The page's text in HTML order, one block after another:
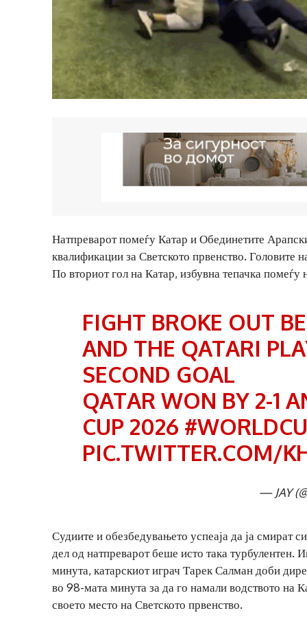
Натпреварот помеѓу Катар и Обединетите
квалификации за Светското првенство.
По вториот гол на Катар, избувна тепачка помеѓу
FIGHT BROKE OUT
AND THE QATARI
SECOND GOAL
QATAR WON BY 2-1
CUP 2026
PIC.TWITTER.COM/
— JAY
Судиите и обезбедувањето успеаја да ја смират
дел од натпреварот беше исто така
минута, катарскиот играч Тарек Салман доби
во 98-мата минута за да го намали водството на
своето место на Светското првенство.